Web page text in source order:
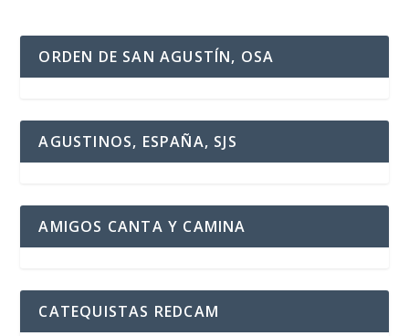
ORDEN DE SAN AGUSTÍN, OSA
AGUSTINOS, ESPAÑA, SJS
AMIGOS CANTA Y CAMINA
CATEQUISTAS REDCAM